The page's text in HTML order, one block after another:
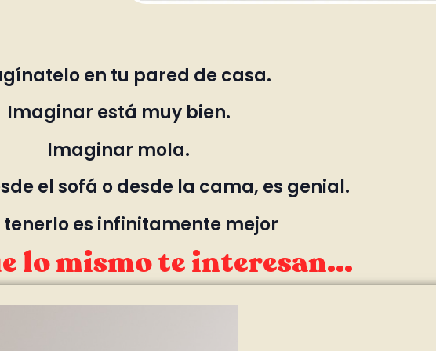
en tu pared de casa.
Imaginar está muy bien.
Imaginar mola.
el sofá o desde la cama, es genial.
tenerlo es infinitamente mejor
lo mismo te interesan...